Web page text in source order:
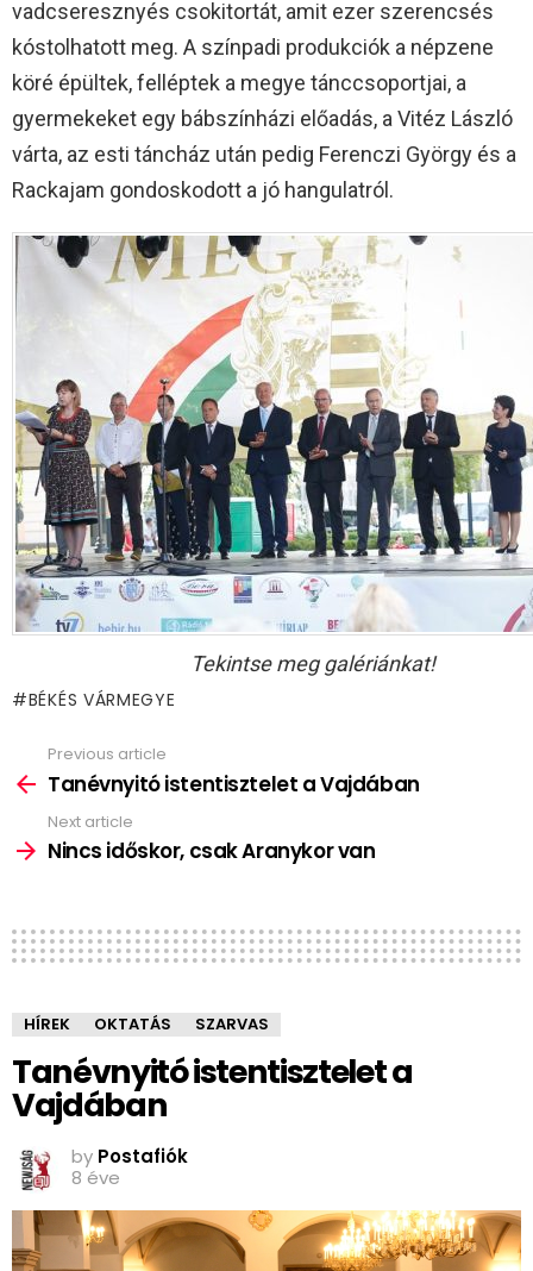
vadcseresznyés csokitortát, amit ezer szerencsés
kóstolhatott meg. A színpadi produkciók a népzene
köré épültek, felléptek a megye tánccsoportjai, a
gyermekeket egy bábszínházi előadás, a Vitéz László
várta, az esti táncház után pedig Ferenczi György és a
Rackajam gondoskodott a jó hangulatról.
Tekintse meg galériánkat!
BÉKÉS VÁRMEGYE
more
Previous article
Tanévnyitó istentisztelet a Vajdában
Next article
Nincs időskor, csak Aranykor van
HÍREK OKTATÁS SZARVAS
Tanévnyitó istentisztelet a
Vajdában
by Postafiók
8 éve